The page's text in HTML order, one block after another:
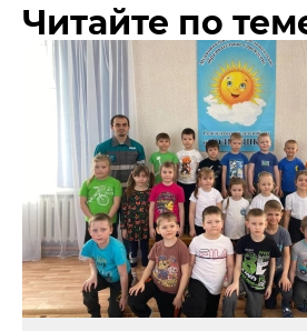
Читайте по